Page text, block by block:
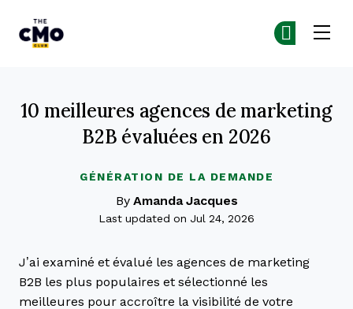
GÉNÉRATION DE LA DEMANDE
10 meilleures agences de marketing
B2B évaluées en 2026
By Amanda Jacques
Last updated on Jul 24, 2026
J’ai examiné et évalué les agences de marketing
B2B les plus populaires et sélectionné les
meilleures pour accroître la visibilité de votre